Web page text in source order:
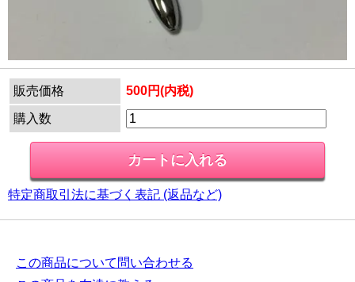
販売価格 500円(内税)
購入数
特定商取引法に基づく表記 (返品など)
この商品について問い合わせる